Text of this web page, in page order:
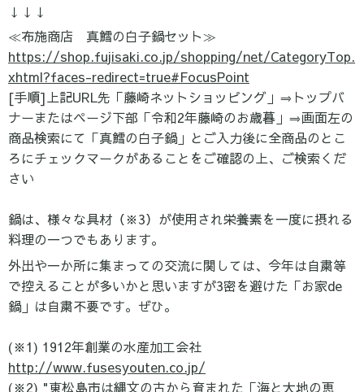
↓↓↓
≪布施商店 真鱈の白子鍋セット≫
https://shop.fujisaki.co.jp/shopping/net/CategoryTop.
xhtml?faces-redirect=true#FocusPoint
[手順]上記URL先「藤崎ネットショッピング」⇒トップバ
ナーまたはページ下部「令和2年藤崎のお歳暮」⇒画面左の
商品検索にて「真鱈の白子鍋」とご入力後に全商品のとこ
ろにチェックマークがあることをご確認の上、ご検索くだ
さい
鍋は、様々な具材（※3）が使用され栄養素を一度に摂れる
料理の一つでもあります。
外出や一か所に集まっての交流に関しては、今年は自粛等
で控えることが多いかと思いますが3密を避けた「お家de
鍋」は自粛不要です。ぜひ。
(※1) 1912年創業の水産加工会社
http://www.fusesyouten.co.jp/
(※2) "東松島市は縄文の古から育まれた「海と大地の恵